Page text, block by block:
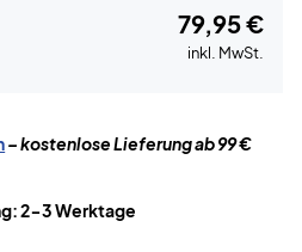
79,95 €
inkl. MwSt.
– kostenlose Lieferung ab 99 €
2-3 Werktage